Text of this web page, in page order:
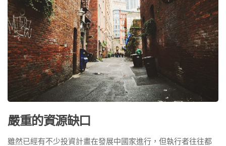
嚴重的資源缺口
雖然已經有不少投資計畫在發展中國家進行，但執行者往往都